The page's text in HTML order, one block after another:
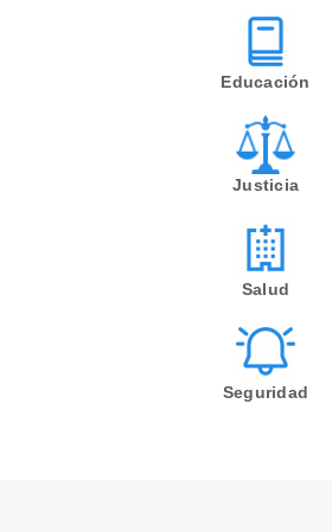
Educación
Justicia
Salud
Seguridad